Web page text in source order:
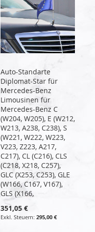
Auto-Standarte
Diplomat-Star für
Mercedes-Benz
Limousinen für
Mercedes-Benz C
(W204, W205), E (W212,
W213, A238, C238), S
(W221, W222, W223,
V223, Z223, A217,
C217), CL (C216), CLS
(C218, X218, C257),
GLC (X253, C253), GLE
(W166, C167, V167),
GLS (X166,
351,05 €
295,00 €